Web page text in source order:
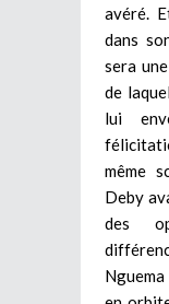
avéré.
dans
sera
de
lui
même
Deby
des